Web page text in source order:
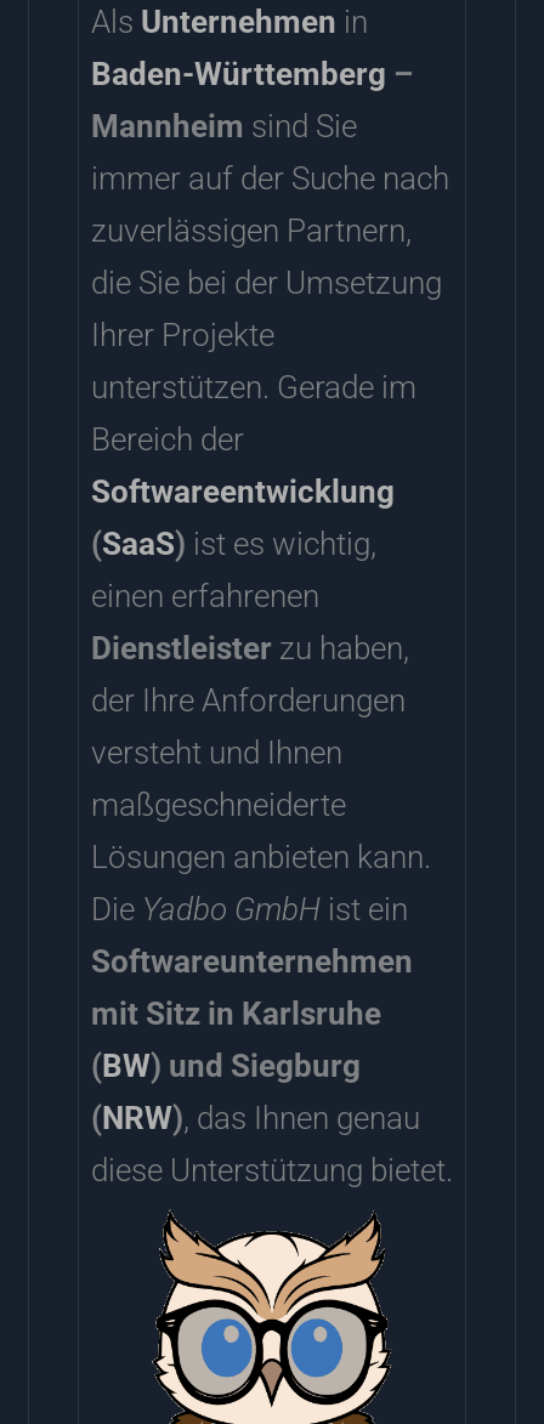
Als Unternehmen in
Baden-Württemberg –
Mannheim sind Sie
immer auf der Suche nach
zuverlässigen Partnern,
die Sie bei der Umsetzung
Ihrer Projekte
unterstützen. Gerade im
Bereich der
Softwareentwicklung
(SaaS) ist es wichtig,
einen erfahrenen
Dienstleister zu haben,
der Ihre Anforderungen
versteht und Ihnen
maßgeschneiderte
Lösungen anbieten kann.
Die Yadbo GmbHist ein
Softwareunternehmen
mit Sitz in Karlsruhe
(BW) und Siegburg
(NRW), das Ihnen genau
diese Unterstützung bietet.